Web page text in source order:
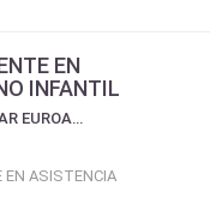
EN
INFANTIL
UPEA UNIVERSIDAD POPULAR EUROAMERICANA
EN ASISTENCIA